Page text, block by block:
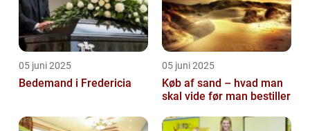
05 juni 2025
Bedemand i Fredericia
05 juni 2025
Køb af sand – hvad man
skal vide før man bestiller